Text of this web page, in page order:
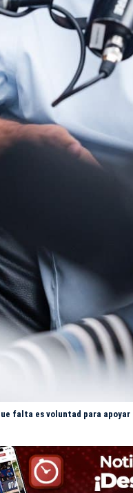
falta es voluntad para